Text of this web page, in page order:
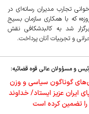
تجارب مدیران رسانه‌ای در
تحمیلی ۱۲ روزه» که با همکاری سازمان بسیج
شد به کالبدشکافی نقش
و تجربیات آنان پرداخت.
رئیس و مسؤولان عالی قوه قضائیه:
گوناگون سیاسی و وزن
ایران عزیز ایستاد/ خداوند
تضمین کرده است